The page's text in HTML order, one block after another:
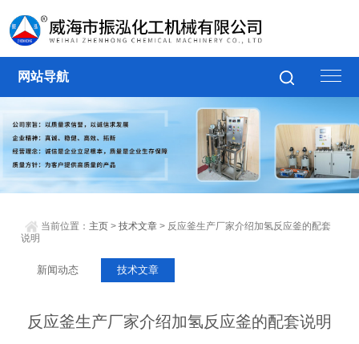
网站导航
当前位置： 主页 >技术文章 > 反应釜生产厂家介绍加氢反应釜的配套
说明
新闻动态 技术文章
反应釜生产厂家介绍加氢反应釜的配套说明